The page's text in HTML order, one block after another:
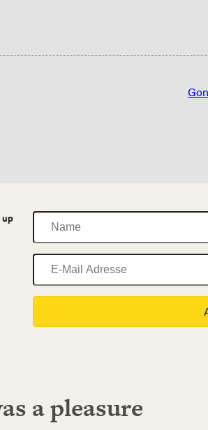
up
Name
E-
Mail
Adresse
a pleasure